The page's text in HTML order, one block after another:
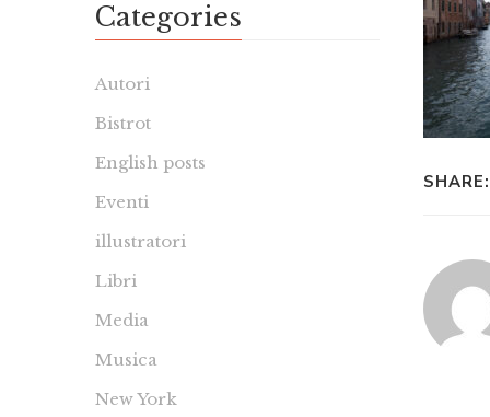
SHARE:
Categories
Autori
Bistrot
English posts
Eventi
illustratori
Libri
Media
Musica
New York